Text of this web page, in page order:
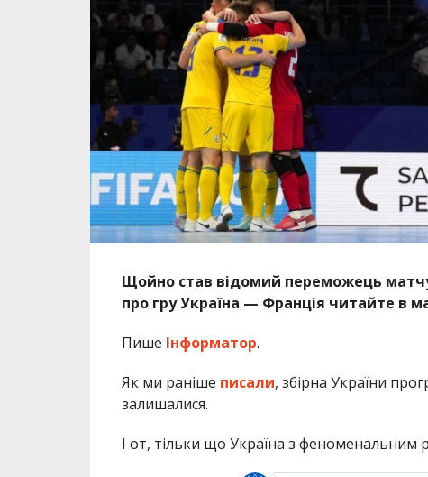
Щойно став відомий переможець
про гру Україна — Франція читайте в
Пише Інформатор.
Як ми раніше писали, збірна України
залишалися.
І от, тільки що Україна з